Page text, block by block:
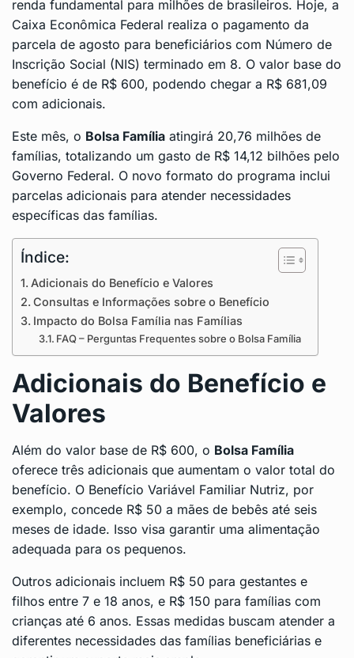
renda fundamental para milhões de brasileiros. Hoje, a
Caixa Econômica Federal realiza o pagamento da
parcela de agosto para beneficiários com Número de
Inscrição Social (NIS) terminado em 8. O valor base do
benefício é de R$ 600, podendo chegar a R$ 681,09
com adicionais.
Este mês, o Bolsa Família atingirá 20,76 milhões de
famílias, totalizando um gasto de R$ 14,12 bilhões pelo
Governo Federal. O novo formato do programa inclui
parcelas adicionais para atender necessidades
específicas das famílias.
Índice:
Adicionais do Benefício e Valores
Consultas e Informações sobre o Benefício
Impacto do Bolsa Família nas Famílias
FAQ – Perguntas Frequentes sobre o Bolsa Família
Adicionais do Benefício e
Valores
Além do valor base de R$ 600, o Bolsa Família
oferece três adicionais que aumentam o valor total do
benefício. O Benefício Variável Familiar Nutriz, por
exemplo, concede R$ 50 a mães de bebês até seis
meses de idade. Isso visa garantir uma alimentação
adequada para os pequenos.
Outros adicionais incluem R$ 50 para gestantes e
filhos entre 7 e 18 anos, e R$ 150 para famílias com
crianças até 6 anos. Essas medidas buscam atender a
diferentes necessidades das famílias beneficiárias e